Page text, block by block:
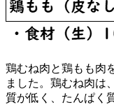
鶏むね肉と鶏もも肉
ました。鶏むね肉は
質が低く、たんぱく